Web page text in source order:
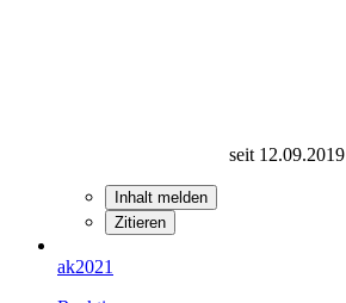
seit 12.09.2019
Inhalt melden
Zitieren
ak2021